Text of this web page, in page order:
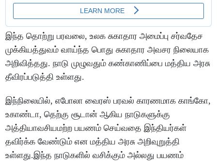
இந்த தொற்று பரவலை, உலக சுகாதார அமைப்பு சர்வதேச
முக்கியத்துவம் வாய்ந்த பொது சுகாதார அவசர நிலையாக
அறிவித்தது. நாடு முழுவதும் கண்காணிப்பை மத்திய அரசு
தீவிரப்படுத்தி உள்ளது.
இந்நிலையில், எபோலா வைரஸ் பரவல் காரணமாக காங்கோ,
உகாண்டா, தெற்கு சூடான் ஆகிய நாடுகளுக்கு
அத்தியாவசியமற்ற பயணம் செய்வதை இந்தியர்கள்
தவிர்க்க வேண்டும் என மத்திய அரசு அறிவுறுத்தி
உள்ளது.இந்த நாடுகளில் வசிக்கும் அல்லது பயணம்